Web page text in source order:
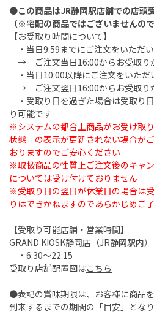
●この商品はJR静岡駅店舗での店頭
（※宅配の商品ではございませんの
【お受取り時間について】
・当日9:59までにご注文をいただ
→ ご注文当日16:00からお受取り
・当日10:00以降にご注文をいただ
→ ご注文翌日16:00からお受取り
・受取り日を過ぎた場合は受取り
り可能です
※システムの都合上商品がお受け取
状態」の表示が更新されない場合が
おりますのでご安心ください
※取扱商品の性質上ご注文後のキャ
については受け付けておりません
※受取り日の翌日が休業日の場合は
りはできかねますのであらかじめご
【受取り可能店舗・営業時間】
GRAND KIOSK静岡店（JR静岡駅内）
・6:30～22:15
受取り店舗配置図はこちら
●表記の賞味期限は、お客様に商品
到来するまでの期間の「目安」となり